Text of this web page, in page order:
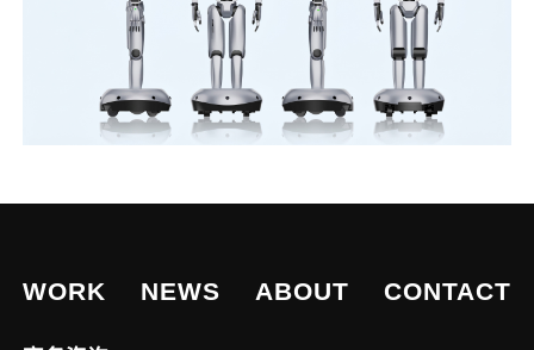
WORK NEWS ABOUT CONTACT
医疗器械设计